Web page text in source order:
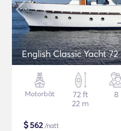
English Classic Yacht 72
Motorbåt
72 ft
22 m
8
$562/natt